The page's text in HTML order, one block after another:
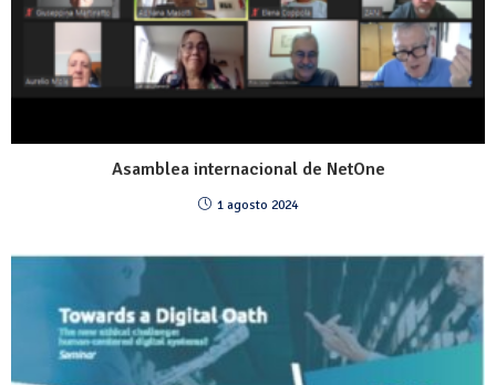
Asamblea internacional de NetOne
1 agosto 2024